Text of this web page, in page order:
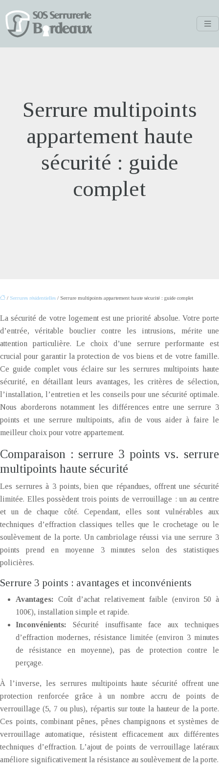
Serrure multipoints
appartement haute
sécurité : guide
complet
/ Serrures résidentielles / Serrure multipoints appartement haute sécurité : guide complet
La sécurité de votre logement est une priorité absolue. Votre porte
d’entrée, véritable bouclier contre les intrusions, mérite une
attention particulière. Le choix d’une serrure performante est
crucial pour garantir la protection de vos biens et de votre famille.
Ce guide complet vous éclaire sur les serrures multipoints haute
sécurité, en détaillant leurs avantages, les critères de sélection,
l’installation, l’entretien et les conseils pour une sécurité optimale.
Nous aborderons notamment les différences entre une serrure 3
points et une serrure multipoints, afin de vous aider à faire le
meilleur choix pour votre appartement.
Comparaison : serrure 3 points vs. serrure
multipoints haute sécurité
Les serrures à 3 points, bien que répandues, offrent une sécurité
limitée. Elles possèdent trois points de verrouillage : un au centre
et un de chaque côté. Cependant, elles sont vulnérables aux
techniques d’effraction classiques telles que le crochetage ou le
soulèvement de la porte. Un cambriolage réussi via une serrure 3
points prend en moyenne 3 minutes selon des statistiques
policières.
Serrure 3 points : avantages et inconvénients
Avantages: Coût d’achat relativement faible (environ 50 à
100€), installation simple et rapide.
Inconvénients: Sécurité insuffisante face aux techniques
d’effraction modernes, résistance limitée (environ 3 minutes
de résistance en moyenne), pas de protection contre le
perçage.
À l’inverse, les serrures multipoints haute sécurité offrent une
protection renforcée grâce à un nombre accru de points de
verrouillage (5, 7 ou plus), répartis sur toute la hauteur de la porte.
Ces points, combinant pênes, pênes champignons et systèmes de
verrouillage automatique, résistent efficacement aux différentes
techniques d’effraction. L’ajout de points de verrouillage latéraux
améliore significativement la résistance au soulèvement de la porte.